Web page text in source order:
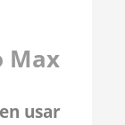
Max
usar